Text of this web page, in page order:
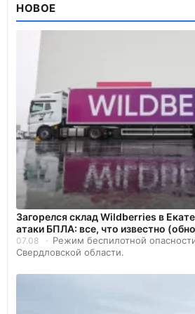
НОВОЕ
Загорелся склад Wildberries в
атаки БПЛА: все, что известно
07.08
Режим беспилотной
Свердловской области.